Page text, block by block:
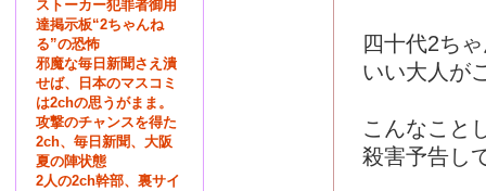
ストーカー犯罪者御用
達掲示板“2ちゃんね
る”の恐怖
邪魔な毎日新聞さえ潰
せば、日本のマスコミ
は2chの思うがまま。
攻撃のチャンスを得た
2ch、毎日新聞、大阪
夏の陣状態
2人の2ch幹部、裏サイ
四十代2ちゃ
いい大人が
こんなこと
殺害予告し